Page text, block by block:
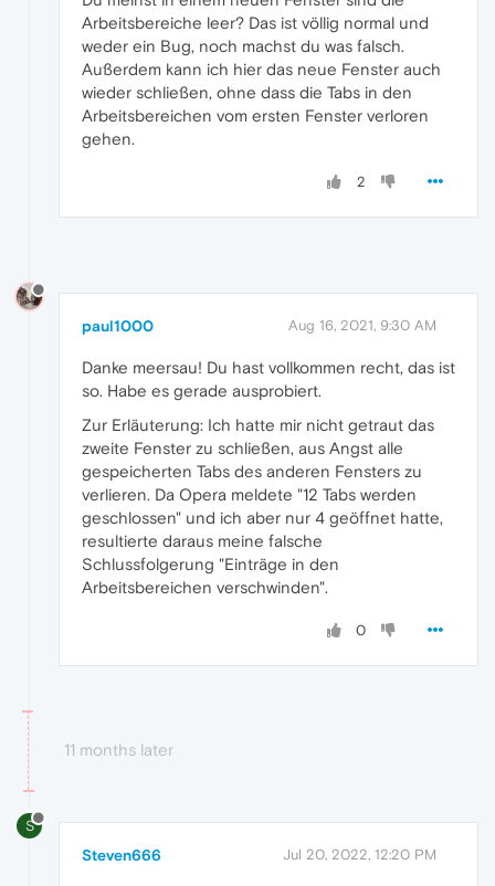
Arbeitsbereiche leer? Das ist völlig normal und
weder ein Bug, noch machst du was falsch.
Außerdem kann ich hier das neue Fenster auch
wieder schließen, ohne dass die Tabs in den
Arbeitsbereichen vom ersten Fenster verloren
gehen.
2
paul1000 Aug 16, 2021, 9:30 AM
Danke meersau! Du hast vollkommen recht, das ist
so. Habe es gerade ausprobiert.
Zur Erläuterung: Ich hatte mir nicht getraut das
zweite Fenster zu schließen, aus Angst alle
gespeicherten Tabs des anderen Fensters zu
verlieren. Da Opera meldete "12 Tabs werden
geschlossen" und ich aber nur 4 geöffnet hatte,
resultierte daraus meine falsche
Schlussfolgerung "Einträge in den
Arbeitsbereichen verschwinden".
0
11 months later
S
Steven666 Jul 20, 2022, 12:20 PM